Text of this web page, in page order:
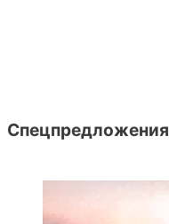
Спецпредложения